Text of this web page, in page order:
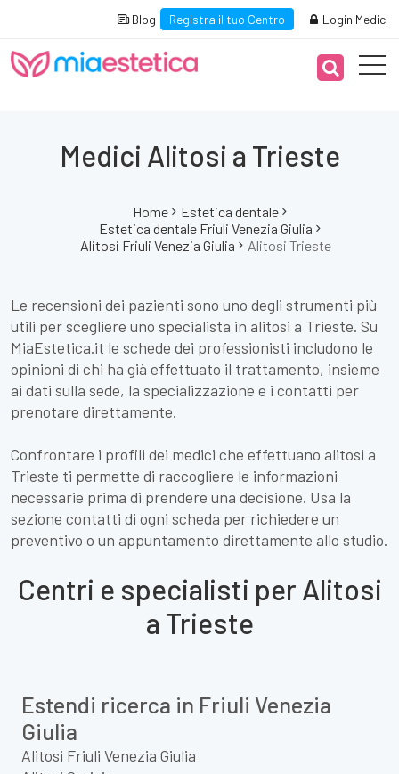
Blog Registra il tuo Centro Login Medici
Medici Alitosi a Trieste
Home
Estetica dentale
Estetica dentale Friuli Venezia Giulia
Alitosi Friuli Venezia Giulia
Alitosi Trieste
Le recensioni dei pazienti sono uno degli strumenti più
utili per scegliere uno specialista in alitosi a Trieste. Su
MiaEstetica.it le schede dei professionisti includono le
opinioni di chi ha già effettuato il trattamento, insieme
ai dati sulla sede, la specializzazione e i contatti per
prenotare direttamente.
Confrontare i profili dei medici che effettuano alitosi a
Trieste ti permette di raccogliere le informazioni
necessarie prima di prendere una decisione. Usa la
sezione contatti di ogni scheda per richiedere un
preventivo o un appuntamento direttamente allo studio.
Centri e specialisti per Alitosi
a Trieste
Estendi ricerca in Friuli Venezia
Giulia
Alitosi Friuli Venezia Giulia